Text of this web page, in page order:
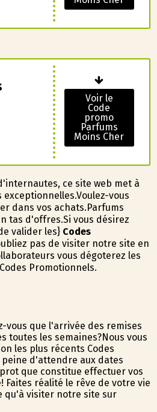
Voir le
Code
promo
Parfums
Moins Cher
ce site web met à
vous
dans vos achats.Parfums
tas d'offres.Si vous désirez
valider les} Codes
pas de visiter notre site en
vous dégoterez les
Promotionnels.
vous que l'arrivée des remises
toutes les semaines?Nous vous
les plus récents Codes
d'attendre aux dates
que constitue effectuer vos
réalité le rêve de votre vie
qu'à visiter notre site sur